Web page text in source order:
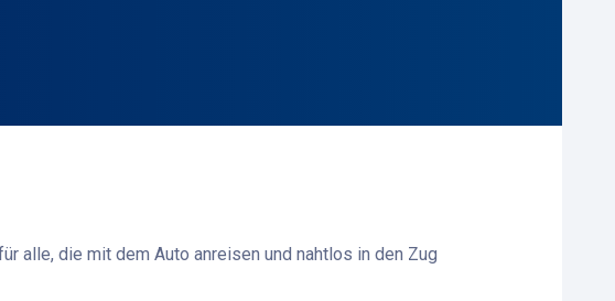
alle, die mit dem Auto anreisen und nahtlos in den Zug